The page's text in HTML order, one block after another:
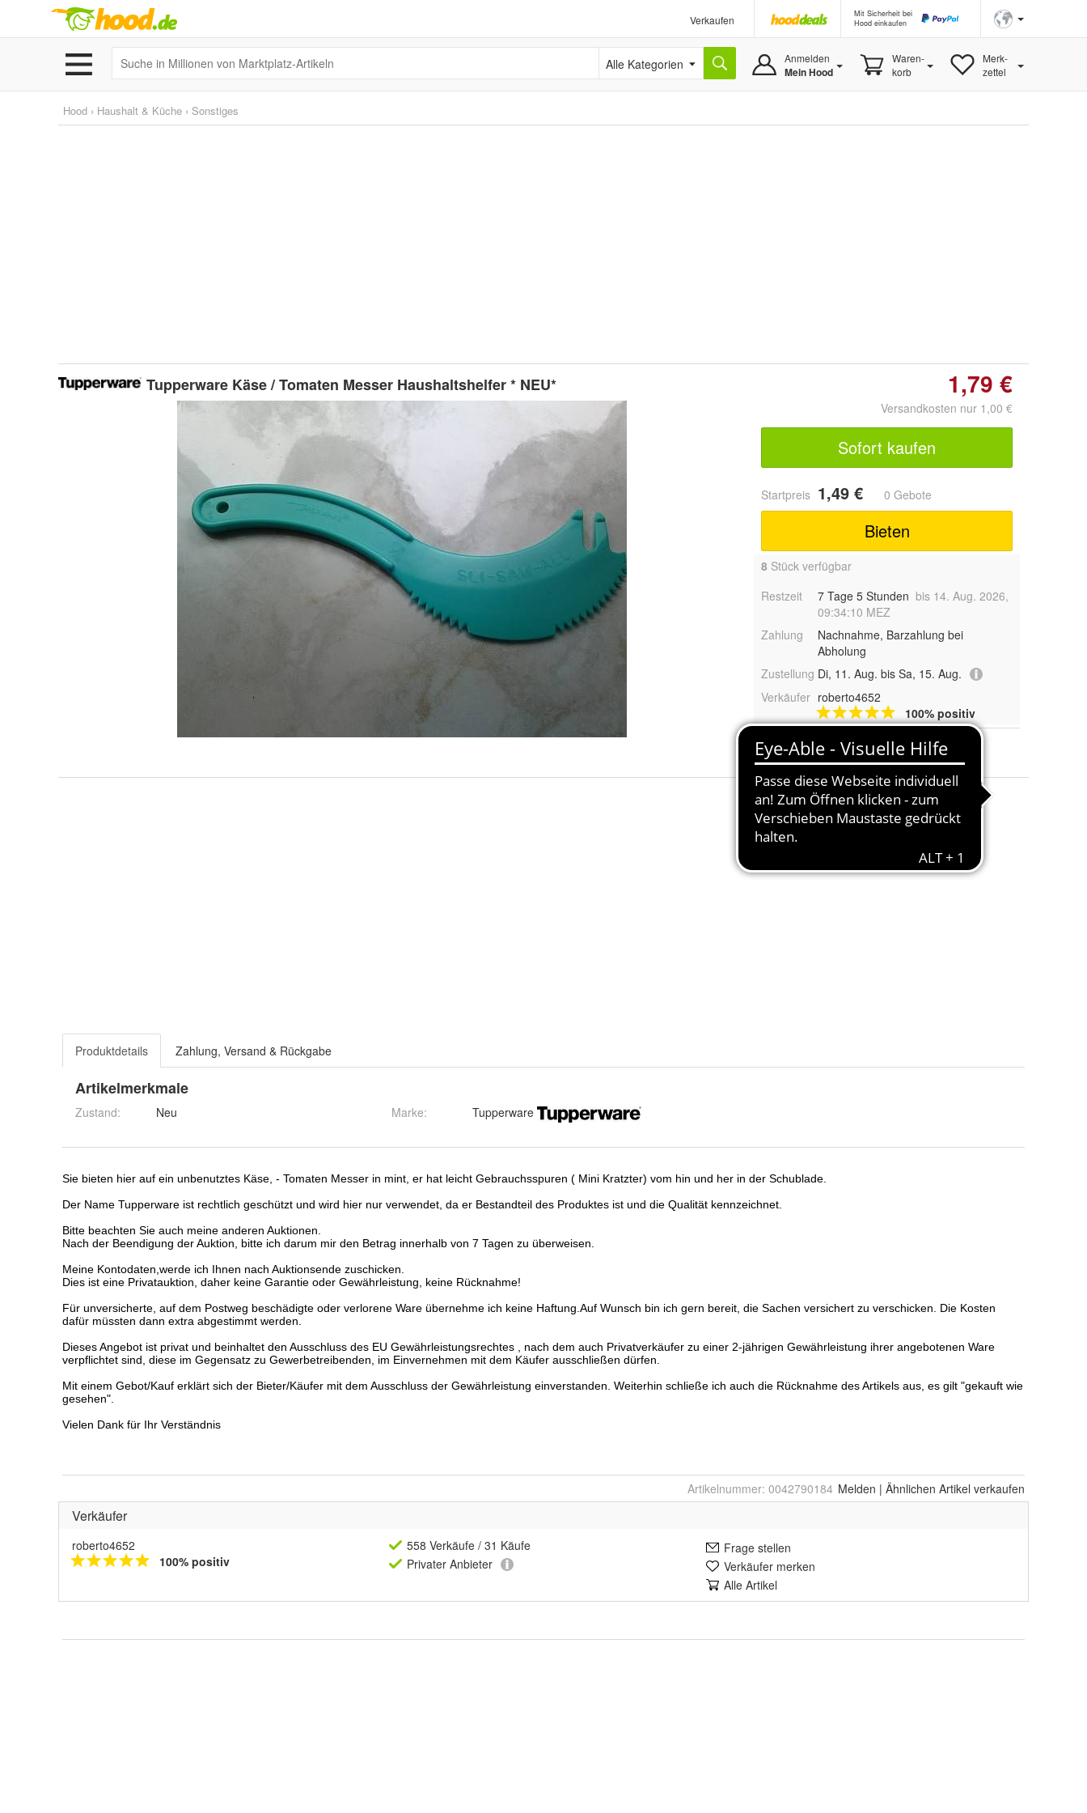
Verkaufen
Mit Sicherheit bei
Hood einkaufen
Alle Kategorien Anmelden
Mein Hood
Waren-
korb
Merk-
zettel
Hood › Haushalt & Küche › Sonstiges
Tupperware Käse / Tomaten Messer Haushaltshelfer * NEU* 1,79 €
Versandkosten nur 1,00 €
Sofort kaufen
Startpreis 1,49 € 0 Gebote
Bieten
8 Stück verfügbar
Restzeit
7 Tage 5 Stunden bis 14. Aug. 2026,
09:34:10 MEZ
Zahlung
Nachnahme, Barzahlung bei
Abholung
Zustellung Di, 11. Aug. bis Sa, 15. Aug.
Verkäufer roberto4652
100% positiv
Merken
Teilen
Produktdetails Zahlung, Versand & Rückgabe
Artikelmerkmale
Zustand: Neu Marke: Tupperware
Artikelnummer: 0042790184 Melden | Ähnlichen Artikel verkaufen
Verkäufer
roberto4652
100% positiv
558 Verkäufe / 31 Käufe
Privater Anbieter
Frage stellen
Verkäufer merken
Alle Artikel